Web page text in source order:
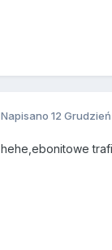
Napisano12
hehe,ebonitowe